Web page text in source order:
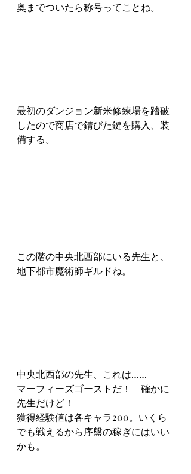
奥までついたら称号ってことね。
最初のダンジョン新米修練場を踏破
したので商店で錆びた鍵を購入、装
備する。
この階の中央北西部にいる先生と、
地下都市魔術師ギルドね。
中央北西部の先生、これは……
マーフィーズゴーストだ！　確かに
先生だけど！
獲得経験値は各キャラ200。いくら
でも戦えるから序盤の稼ぎにはいい
かも。